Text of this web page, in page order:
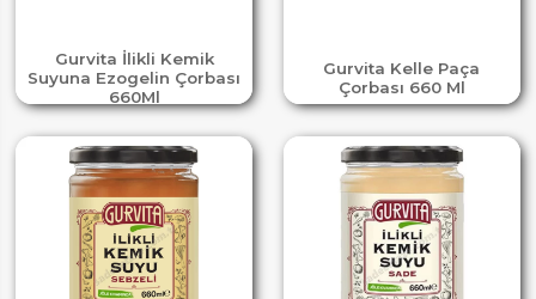
Gurvita İlikli Kemik
Suyuna Ezogelin Çorbası
660Ml
Gurvita Kelle Paça
Çorbası 660 Ml